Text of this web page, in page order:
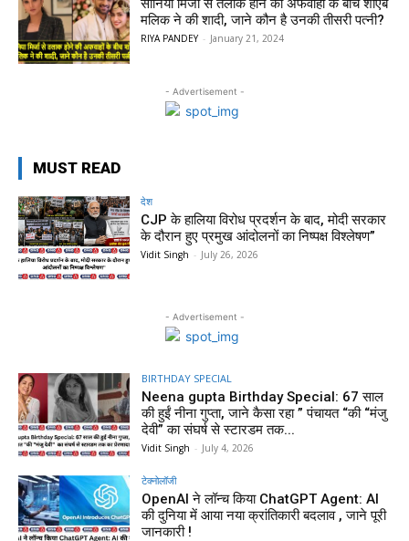
सानिया मिर्जा से तलाक होने की अफवाहों के बीच शोएब
मलिक ने की शादी, जाने कौन है उनकी तीसरी पत्नी?
RIYA PANDEY - January 21, 2024
- Advertisement -
MUST READ
देश
CJP के हालिया विरोध प्रदर्शन के बाद, मोदी सरकार
के दौरान हुए प्रमुख आंदोलनों का निष्पक्ष विश्लेषण”
Vidit Singh - July 26, 2026
- Advertisement -
BIRTHDAY SPECIAL
Neena gupta Birthday Special: 67 साल
की हुईं नीना गुप्ता, जाने कैसा रहा ” पंचायत “की “मंजु
देवी” का संघर्ष से स्टारडम तक...
Vidit Singh - July 4, 2026
टेक्नोलॉजी
OpenAI ने लॉन्च किया ChatGPT Agent: AI
की दुनिया में आया नया क्रांतिकारी बदलाव , जाने पूरी
जानकारी !